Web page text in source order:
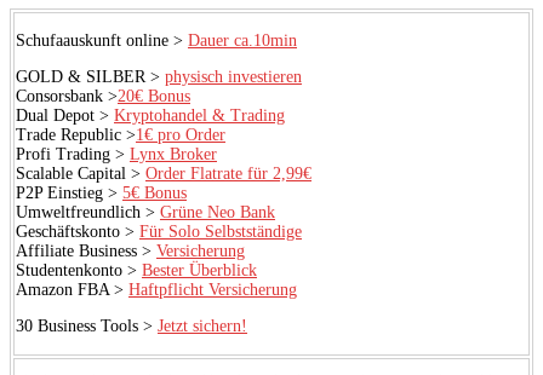
Schufaauskunft online > Dauer ca.10min
GOLD & SILBER > physisch investieren
Consorsbank >20€ Bonus
Dual Depot > Kryptohandel & Trading
Trade Republic >1€ pro Order
Profi Trading > Lynx Broker
Scalable Capital > Order Flatrate für 2,99€
P2P Einstieg > 5€ Bonus
Umweltfreundlich > Grüne Neo Bank
Geschäftskonto > Für Solo Selbstständige
Affiliate Business > Versicherung
Studentenkonto > Bester Überblick
Amazon FBA > Haftpflicht Versicherung
30 Business Tools > Jetzt sichern!